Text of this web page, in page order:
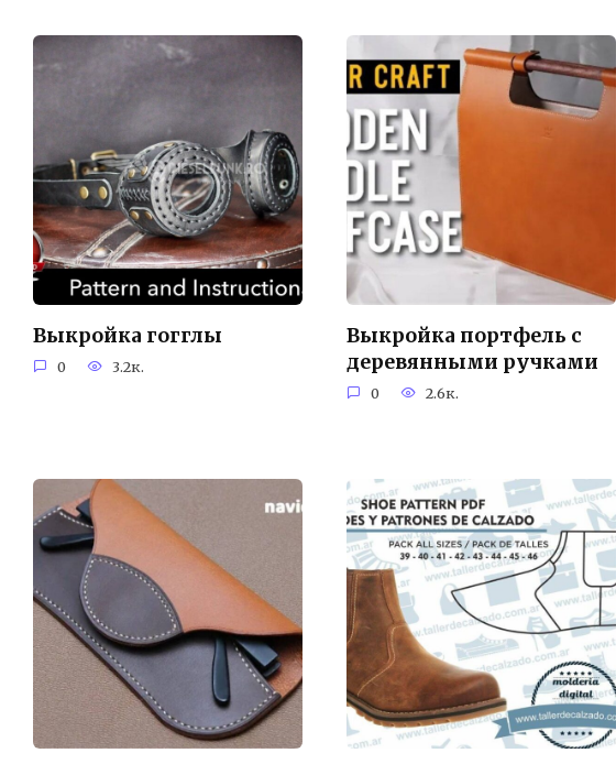
Выкройка гогглы
0 3.2к.
Выкройка портфель с
деревянными ручками
0 2.6к.